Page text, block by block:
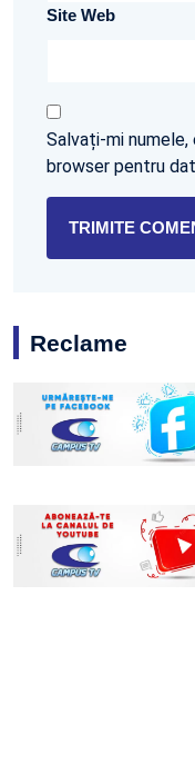
Site Web
Salvați-mi
browser pentru
Reclame